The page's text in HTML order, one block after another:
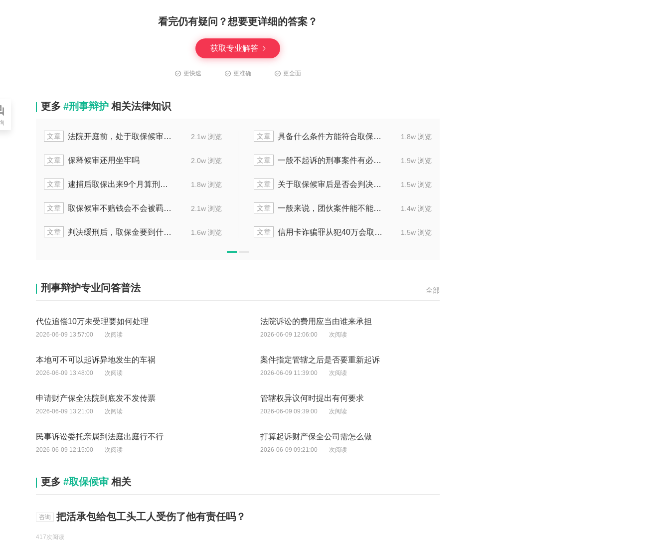
看完仍有疑问？想要更详细的答案？
获取专业解答
更快速 更准确 更全面
更多 #刑事辩护 相关法律知识
2.0w 浏览
文章 如果检察院不批准逮捕就是取保候审么 1.6w 浏览
文章 公安阶段取保检察院也取保吗
1.3w 浏览
文章 取保候审解除满一年后应采取什么行动 1.4w 浏览
文章 取保候审后判缓刑，日期从什么时间算起
1.3w 浏览
文章 取保候审的时间可不可以抵缓刑 1.8w 浏览
文章 取保候审又涉其他案怎么办
2.0w 浏览
文章 诈骗被取保候审要怎么办 2.1w 浏览
文章 花两万取保候审，判刑后要多久才能出来
1.3w 浏览
文章 没谅解书，打架轻伤可以申请取保候审吗 1.3w 浏览
文章 取保候审两年多了应该怎么处理
刑事辩护专业问答普法 全部
代位追偿10万未受理要如何处理
2026-06-09 13:57:00 次阅读
本地可不可以起诉异地发生的车祸
2026-06-09 13:48:00 次阅读
申请财产保全法院到底发不发传票
2026-06-09 13:21:00 次阅读
民事诉讼委托亲属到法庭出庭行不行
2026-06-09 12:15:00 次阅读
法院诉讼的费用应当由谁来承担
2026-06-09 12:06:00 次阅读
案件指定管辖之后是否要重新起诉
2026-06-09 11:39:00 次阅读
管辖权异议何时提出有何要求
2026-06-09 09:39:00 次阅读
打算起诉财产保全公司需怎么做
2026-06-09 09:21:00 次阅读
更多 #取保候审 相关
咨询 把活承包给包工头工人受伤了他有责任吗？
417次阅读